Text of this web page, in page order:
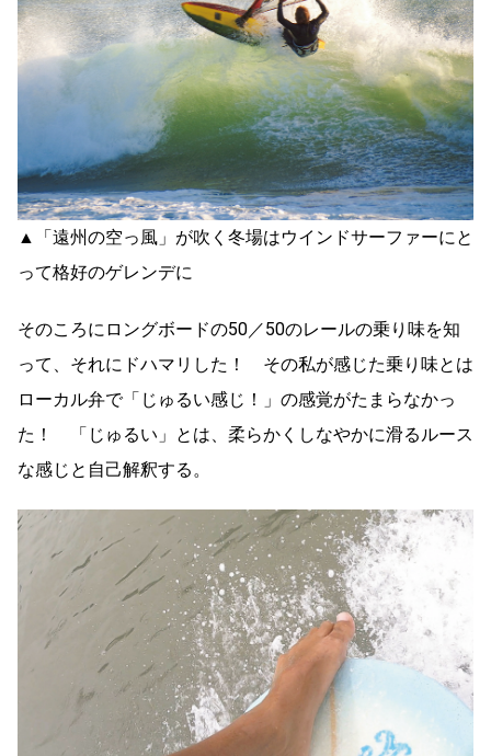
▲「遠州の空っ風」が吹く冬場はウインドサーファーにと
って格好のゲレンデに
そのころにロングボードの50／50のレールの乗り味を知
って、それにドハマリした！ その私が感じた乗り味とは
ローカル弁で「じゅるい感じ！」の感覚がたまらなかっ
た！ 「じゅるい」とは、柔らかくしなやかに滑るルース
な感じと自己解釈する。